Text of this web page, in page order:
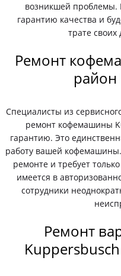
возникшей проблемы.
гарантию качества и
трате
Ремонт
район
Специалисты из
ремонт кофемашины
гарантию. Это
работу вашей
ремонте и требует
имеется в
сотрудники
Ремонт